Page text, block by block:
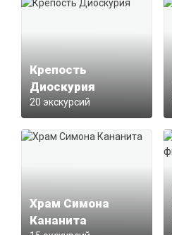
Крепость
Диоскурия
20 экскурсий
Храм Симона
Кананита